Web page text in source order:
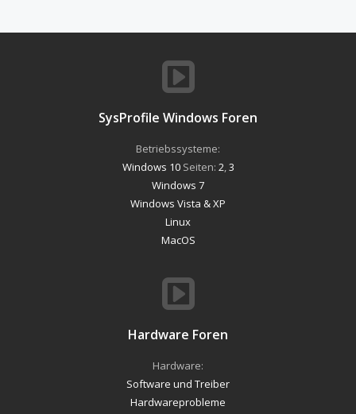
SysProfile Windows Foren
Betriebssysteme:
Windows 10Seiten: 2 3
Windows 7
Windows Vista & XP
Linux
MacOS
Hardware Foren
Hardware:
Software und Treiber
Hardwareprobleme